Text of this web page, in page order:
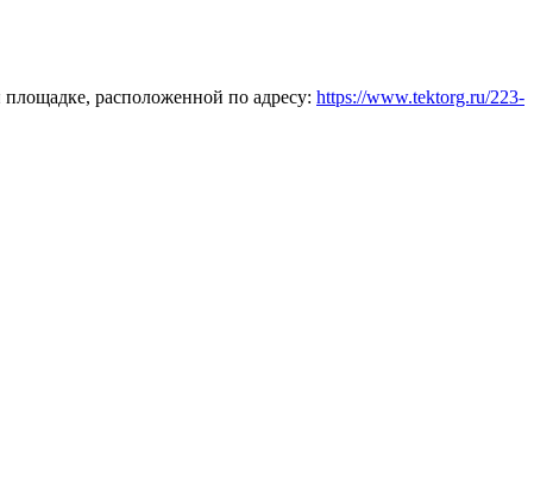
расположенной по адресу: https://www.tektorg.ru/223-